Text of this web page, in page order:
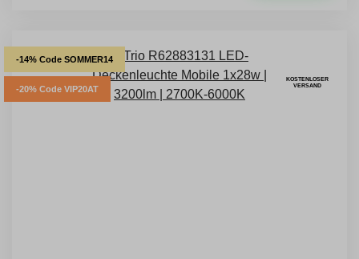
-14% Code SOMMER14
-20% Code VIP20AT
KOSTENLOSER
VERSAND